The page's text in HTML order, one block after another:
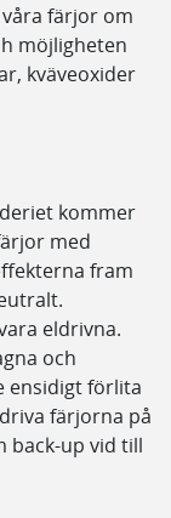
färjor om
möjligheten
kväveoxider
kommer
med
fram
eldrivna.
och
ensidigt förlita
färjorna på
back-up vid till